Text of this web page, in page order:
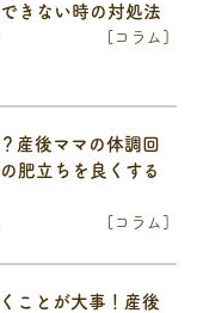
[コラム]
きない時の対処法
[コラム]
産後ママの体調回
肥立ちを良くする
ことが大事！産後